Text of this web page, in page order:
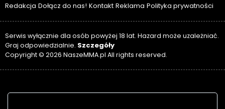
Redakcja Dołącz do nas! Kontakt Reklama Polityka prywatności
Serwis wyłącznie dla osób powyżej 18 lat. Hazard może uzależniać.
Graj odpowiedzialnie. Szczegóły
Copyright © 2026 NaszeMMA.pl All rights reserved.